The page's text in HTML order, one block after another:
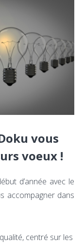
vous
voeux !
d’année avec le
accompagner dans
centré sur les